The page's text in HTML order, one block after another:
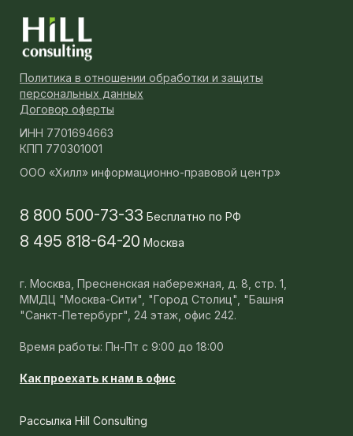
Политика в отношении обработки и защиты
персональных данных
Договор оферты
ИНН 7701694663
КПП 770301001
ООО «Хилл» информационно-правовой центр»
8 800 500-73-33 Бесплатно по РФ
8 495 818-64-20 Москва
г. Москва, Пресненская набережная, д. 8, стр. 1,
ММДЦ "Москва-Сити", "Город Столиц", "Башня
"Санкт-Петербург", 24 этаж, офис 242.
Время работы: Пн-Пт с 9:00 до 18:00
Как проехать к нам в офис
Рассылка Hill Consulting